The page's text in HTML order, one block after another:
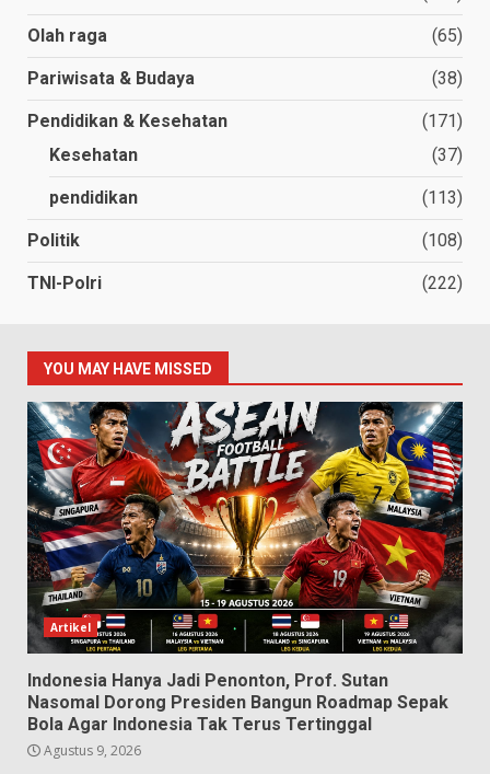
Olah raga (65)
Pariwisata & Budaya (38)
Pendidikan & Kesehatan
(171)
Kesehatan
(37)
pendidikan (113)
Politik (108)
TNI-Polri (222)
YOU MAY HAVE MISSED
Artikel
Indonesia Hanya Jadi Penonton, Prof. Sutan
Nasomal Dorong Presiden Bangun Roadmap Sepak
Bola Agar Indonesia Tak Terus Tertinggal
Agustus 9, 2026